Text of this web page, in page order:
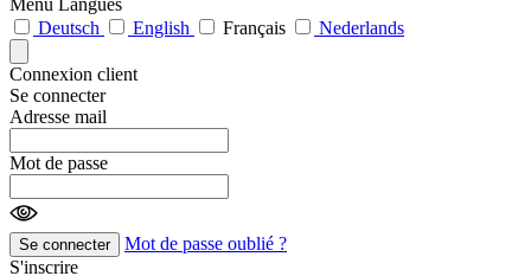
Deutsch
English Français Nederlands
Connexion client
Se connecter
Adresse mail
Mot de passe
Se connecter
Mot de passe oublié ?
S'inscrire